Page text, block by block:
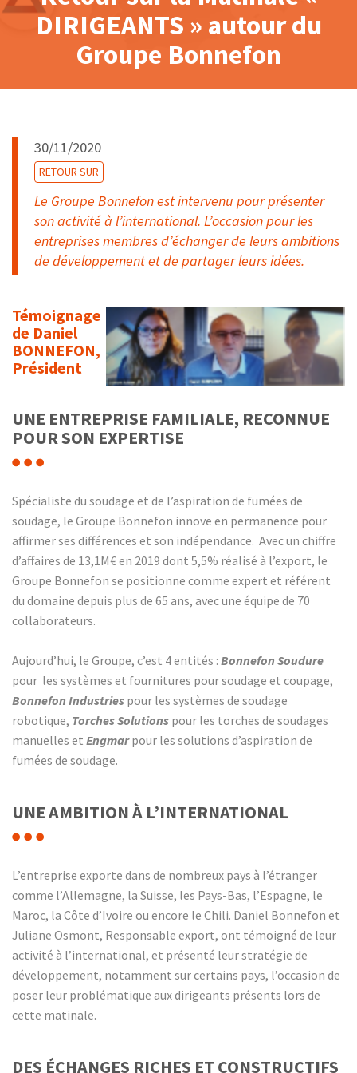
DIRIGEANTS » autour du
Groupe Bonnefon
30/11/2020
RETOUR SUR
Le Groupe Bonnefon est intervenu pour présenter
son activité à l’international. L’occasion pour les
entreprises membres d’échanger de leurs ambitions
de développement et de partager leurs idées.
Témoignage
de Daniel
BONNEFON,
Président
UNE ENTREPRISE FAMILIALE, RECONNUE
POUR SON EXPERTISE
Spécialiste du soudage et de l’aspiration de fumées de
soudage, le Groupe Bonnefon innove en permanence pour
affirmer ses différences et son indépendance. Avec un chiffre
d’affaires de 13,1M€ en 2019 dont 5,5% réalisé à l’export, le
Groupe Bonnefon se positionne comme expert et référent
du domaine depuis plus de 65 ans, avec une équipe de 70
collaborateurs.
Aujourd’hui, le Groupe, c’est 4 entités : Bonnefon Soudure
pour les systèmes et fournitures pour soudage et coupage,
Bonnefon Industries pour les systèmes de soudage
robotique, Torches Solutions pour les torches de soudages
manuelles et Engmarpour les solutions d’aspiration de
fumées de soudage.
UNE AMBITION À L’INTERNATIONAL
L’entreprise exporte dans de nombreux pays à l’étranger
comme l’Allemagne, la Suisse, les Pays-Bas, l’Espagne, le
Maroc, la Côte d’Ivoire ou encore le Chili. Daniel Bonnefon et
Juliane Osmont, Responsable export, ont témoigné de leur
activité à l’international, et présenté leur stratégie de
développement, notamment sur certains pays, l’occasion de
poser leur problématique aux dirigeants présents lors de
cette matinale.
DES ÉCHANGES RICHES ET CONSTRUCTIFS